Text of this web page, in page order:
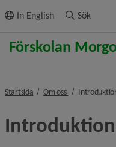
innehållet
In English Sök
Startsida Om oss nivå i